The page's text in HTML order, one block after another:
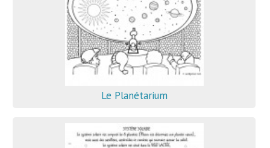
Le Planétarium